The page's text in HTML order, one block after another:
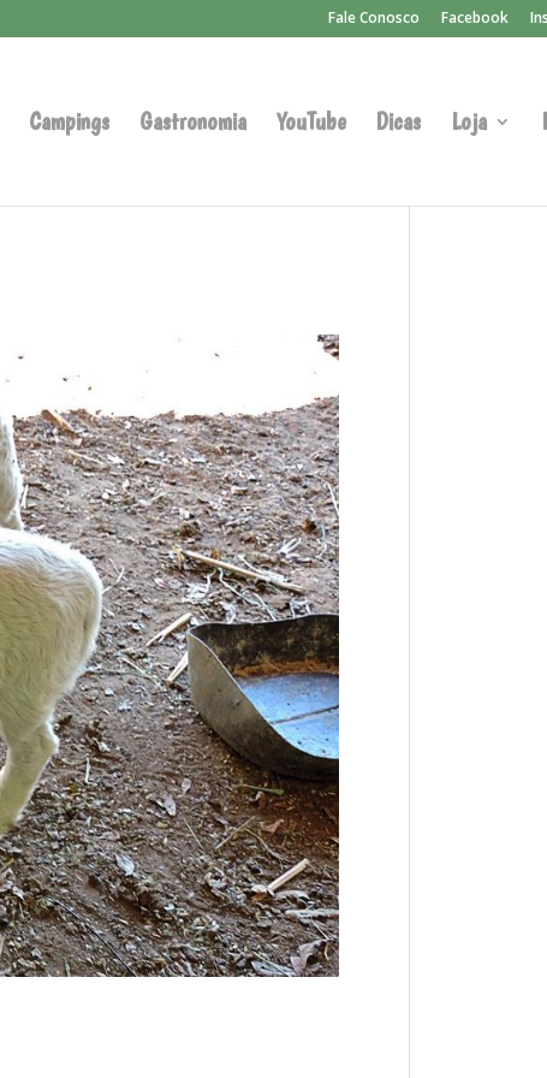
Fale Conosco Facebook
Campings Gastronomia YouTube Dicas Loja